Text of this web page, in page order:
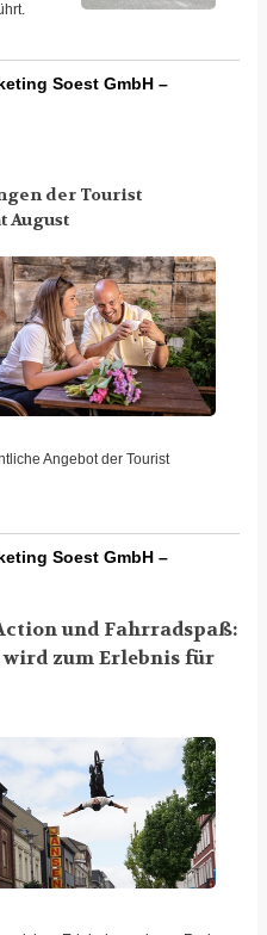
Soest GmbH –
der Tourist
August
Angebot der Tourist
Soest GmbH –
und Fahrradspaß:
zum Erlebnis für